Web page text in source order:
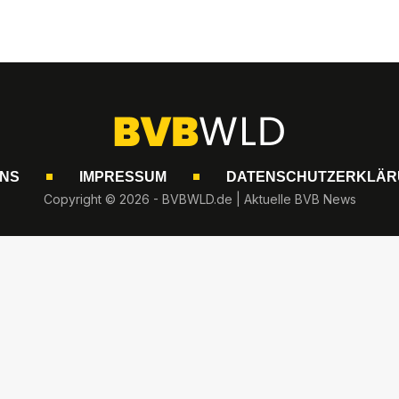
IMPRESSUM
Copyright © 2026 - BVBWLD.de | Aktuelle BVB News